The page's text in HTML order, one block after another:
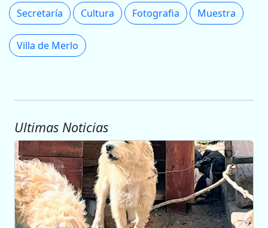
Secretaría Cultura Fotografia Muestra
Villa de Merlo
Ultimas Noticias